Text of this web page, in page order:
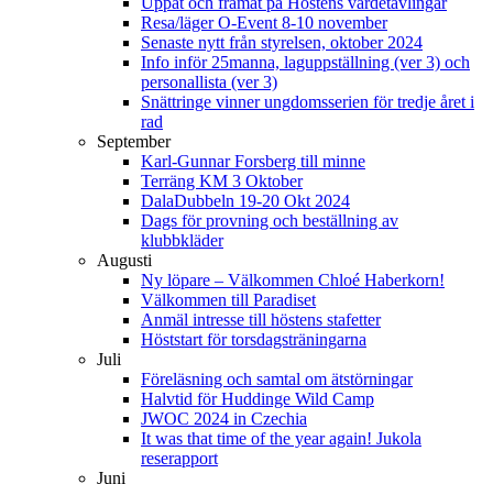
Resa/läger O-Event 8-10 november
Senaste nytt från styrelsen, oktober 2024
Info inför 25manna, laguppställning (ver 3) och
personallista (ver 3)
Snättringe vinner ungdomsserien för tredje året i
rad
September
Karl-Gunnar Forsberg till minne
Terräng KM 3 Oktober
DalaDubbeln 19-20 Okt 2024
Dags för provning och beställning av
klubbkläder
Augusti
Ny löpare – Välkommen Chloé Haberkorn!
Välkommen till Paradiset
Anmäl intresse till höstens stafetter
Höststart för torsdagsträningarna
Juli
Föreläsning och samtal om ätstörningar
Halvtid för Huddinge Wild Camp
JWOC 2024 in Czechia
It was that time of the year again! Jukola
reserapport
Juni